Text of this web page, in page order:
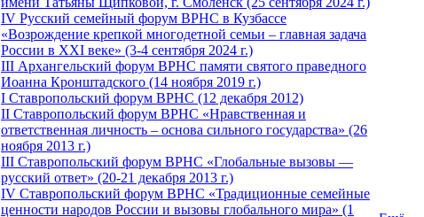
IV Русский семейный форум ВРНС в Кузбассе
«Возрождение крепкой многодетной семьи – главная задача
России в XXI веке» (3-4 сентября 2024 г.)
III Архангельский форум ВРНС памяти святого праведного
Иоанна Кронштадского (14 ноября 2019 г.)
I Ставропольский форум ВРНС (12 декабря 2012)
II Ставропольский форум ВРНС «Нравственная и
ответственная личность – основа сильного государства» (26
ноября 2013 г.)
III Ставропольский форум ВРНС «Глобальные вызовы —
русский ответ» (20-21 декабря 2013 г.)
IV Ставропольский форум ВРНС «Традиционные семейные
ценности народов России и вызовы глобального мира» (1